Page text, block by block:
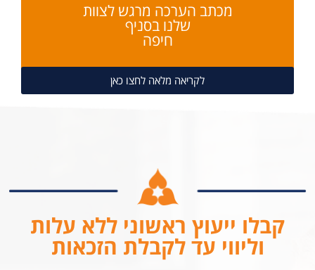
מכתב הערכה מרגש לצוות
שלנו בסניף
חיפה
לקריאה מלאה לחצו כאן
קבלו ייעוץ ראשוני ללא עלות
וליווי עד לקבלת הזכאות